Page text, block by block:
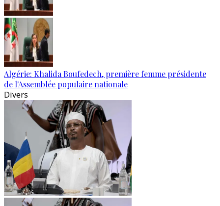
Algérie: Khalida Boufedech, première femme présidente
de l'Assemblée populaire nationale
Divers